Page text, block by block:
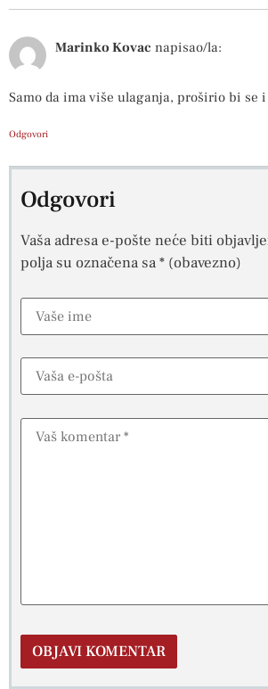
Marinko Kovac napisao/la:
Samo da ima više ulaganja, proširio bi se
Odgovori
Odgovori
Vaša adresa e-pošte neće biti
polja su označena sa* (obavezno)